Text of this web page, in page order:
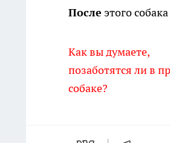
После этого
Как вы думаете,
позаботятся ли в
собаке?